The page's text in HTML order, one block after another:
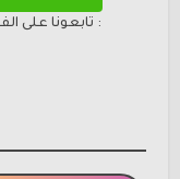
: تابعونا على